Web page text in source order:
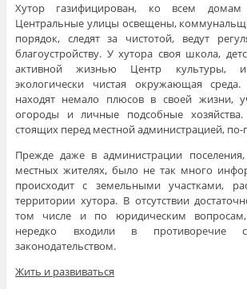
Хутор газифицирован, ко всем домам
Центральные улицы освещены,
порядок, следят за чистотой, ведут
благоустройству. У хутора своя школа,
активной жизнью Центр культуры,
экологически чистая окружающая
находят немало плюсов в своей жизни,
огороды и личные подсобные
стоящих перед местной администрацией,
Прежде даже в администрации
местных жителях, было не так много
происходит с земельными участками,
территории хутора. В отсутствии
том числе и по юридическим
нередко входили в противоречие
законодательством.
Жить и развиваться